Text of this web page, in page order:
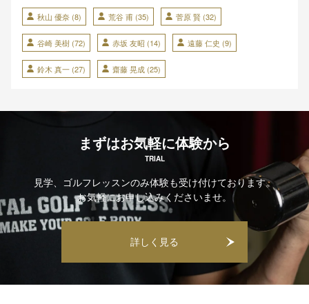
秋山 優奈 (8) 荒谷 甫 (35) 菅原 賢 (32)
谷崎 美樹 (72) 赤坂 友昭 (14) 遠藤 仁史 (9)
鈴木 真一 (27) 齋藤 晃成 (25)
まずはお気軽に体験から
TRIAL
見学、ゴルフレッスンのみ体験も受け付けております。
お気軽にお申し込みくださいませ。
詳しく見る